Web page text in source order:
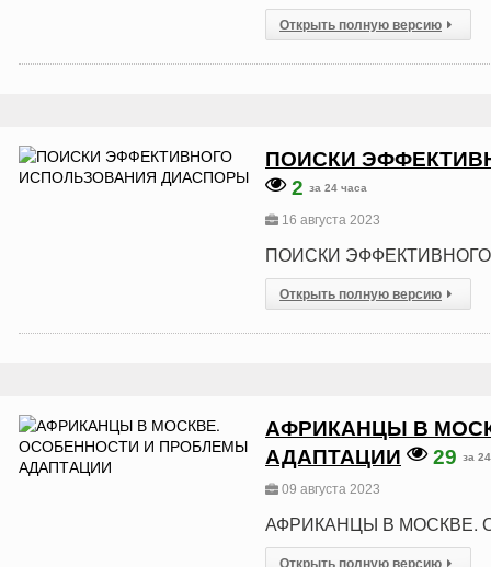
Открыть полную версию
ПОИСКИ
2 за 24 часа
16 августа 2023
ПОИСКИ
Открыть полную версию
АФРИКАНЦЫ В
АДАПТАЦИИ
29 за
09 августа 2023
АФРИКАНЦЫ В МОСКВЕ.
Открыть полную версию